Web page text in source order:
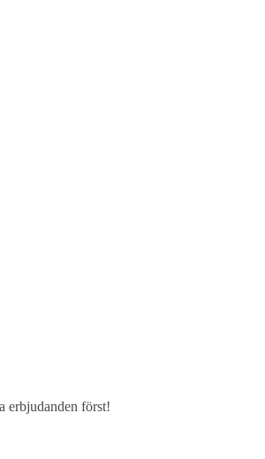
erbjudanden först!